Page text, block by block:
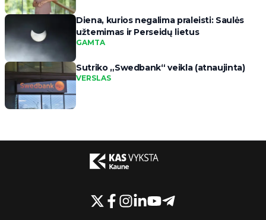
Diena, kurios negalima praleisti: Saulės
užtemimas ir Perseidų lietus
GAMTA
Sutriko „Swedbank“ veikla (atnaujinta)
VERSLAS